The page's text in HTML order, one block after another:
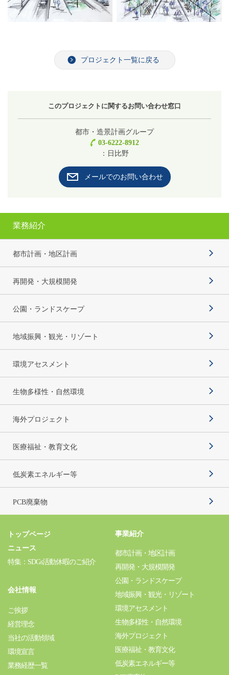
プロジェクト一覧に戻る
このプロジェクトに関するお問い合わせ窓口
都市・造景計画グループ
03-6222-8912
：日比野
メールでのお問い合わせ
業務紹介
都市計画・地区計画
再開発・大規模開発
公園・ランドスケープ
地域振興・観光・リゾート
環境アセスメント
生物多様性・自然環境
海外プロジェクト
医療福祉・教育文化
低炭素エネルギー等
PCB廃棄物
トップページ
ニュース
特集：SDGs活動休暇のご紹介
会社情報
ご挨拶
経営理念
当社の活動領域
環境宣言
業務経歴一覧
事業紹介
都市計画・地区計画
再開発・大規模開発
公園・ランドスケープ
地域振興・観光・リゾート
環境アセスメント
生物多様性・自然環境
海外プロジェクト
医療福祉・教育文化
低炭素エネルギー等